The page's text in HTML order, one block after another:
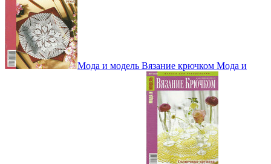
Мода и модель Вязание крючком Мода и